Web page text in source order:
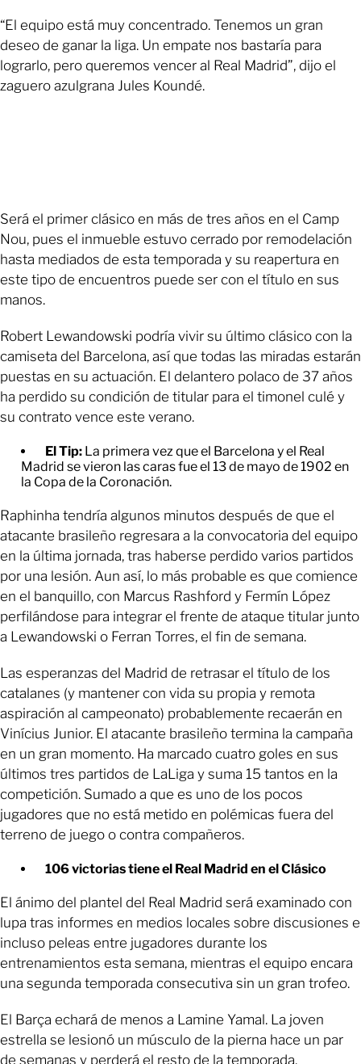
“El equipo está muy concentrado. Tenemos un gran
deseo de ganar la liga. Un empate nos bastaría para
lograrlo, pero queremos vencer al Real Madrid”, dijo el
zaguero azulgrana Jules Koundé.
Será el primer clásico en más de tres años en el Camp
Nou, pues el inmueble estuvo cerrado por remodelación
hasta mediados de esta temporada y su reapertura en
este tipo de encuentros puede ser con el título en sus
manos.
Robert Lewandowski podría vivir su último clásico con la
camiseta del Barcelona, así que todas las miradas estarán
puestas en su actuación. El delantero polaco de 37 años
ha perdido su condición de titular para el timonel culé y
su contrato vence este verano.
El Tip: La primera vez que el Barcelona y el Real
Madrid se vieron las caras fue el 13 de mayo de 1902 en
la Copa de la Coronación.
Raphinha tendría algunos minutos después de que el
atacante brasileño regresara a la convocatoria del equipo
en la última jornada, tras haberse perdido varios partidos
por una lesión. Aun así, lo más probable es que comience
en el banquillo, con Marcus Rashford y Fermín López
perfilándose para integrar el frente de ataque titular junto
a Lewandowski o Ferran Torres, el fin de semana.
Las esperanzas del Madrid de retrasar el título de los
catalanes (y mantener con vida su propia y remota
aspiración al campeonato) probablemente recaerán en
Vinícius Junior. El atacante brasileño termina la campaña
en un gran momento. Ha marcado cuatro goles en sus
últimos tres partidos de LaLiga y suma 15 tantos en la
competición. Sumado a que es uno de los pocos
jugadores que no está metido en polémicas fuera del
terreno de juego o contra compañeros.
106 victorias tiene el Real Madrid en el Clásico
El ánimo del plantel del Real Madrid será examinado con
lupa tras informes en medios locales sobre discusiones e
incluso peleas entre jugadores durante los
entrenamientos esta semana, mientras el equipo encara
una segunda temporada consecutiva sin un gran trofeo.
El Barça echará de menos a Lamine Yamal. La joven
estrella se lesionó un músculo de la pierna hace un par
de semanas y perderá el resto de la temporada.